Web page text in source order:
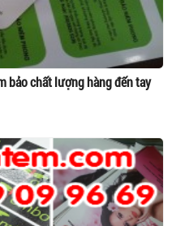
bảo chất lượng hàng đến tay